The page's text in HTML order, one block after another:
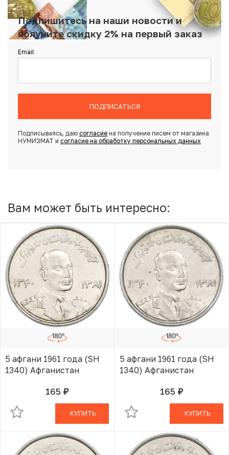
Подпишитесь на наши новости и
получите скидку 2% на первый заказ
Email
ПОДПИСАТЬСЯ
Подписываясь, даю согласиена получение писем от магазина
НУМИЗМАТ и согласие на обработку персональных данных
Вам может быть интересно:
5 афгани 1961 года (SH
1340) Афганистан
165 руб.В КОРЗИНЕ
КУПИТЬ
5 афгани 1961 года (SH
1340) Афганистан
165 руб.В КОРЗИНЕ
КУПИТЬ